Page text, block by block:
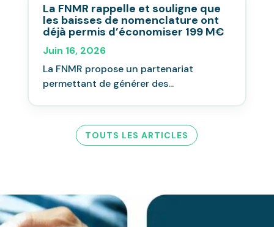
La FNMR rappelle et souligne que
les baisses de nomenclature ont
déjà permis d’économiser 199 M€
Juin 16, 2026
La FNMR propose un partenariat
permettant de générer des...
TOUTS LES ARTICLES